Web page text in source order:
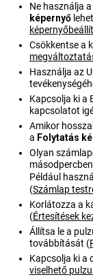
Ne használja
képernyő
Csökkentse a
Használja az
Kapcsolja ki a
kapcsolatot
Amikor
a Folytatás
Olyan
Például
(Számlap
Korlátozza a
(Értesítések
Állítsa le a
továbbítását (
Kapcsolja ki a
viselhető